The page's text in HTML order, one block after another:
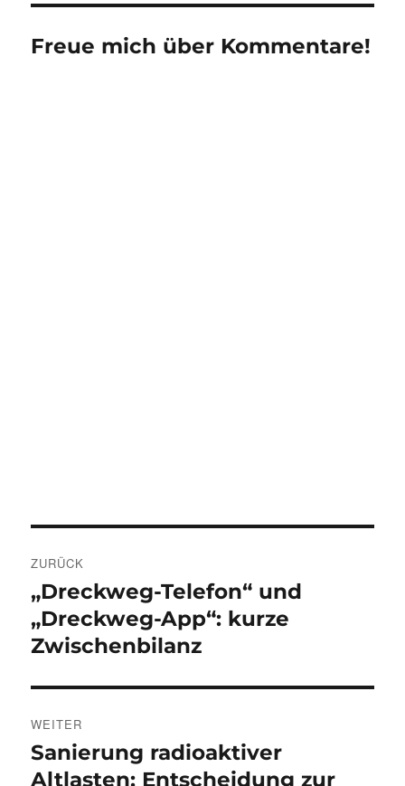
Freue mich über Kommentare!
ZURÜCK
Vorheriger
Beitrag:
„Dreckweg-Telefon“ und
„Dreckweg-App“: kurze
Zwischenbilanz
WEITER
Nächster
Beitrag:
Sanierung radioaktiver
Altlasten: Entscheidung zur